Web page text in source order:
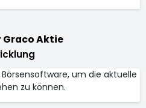
Aktie
um die aktuelle
zu können.